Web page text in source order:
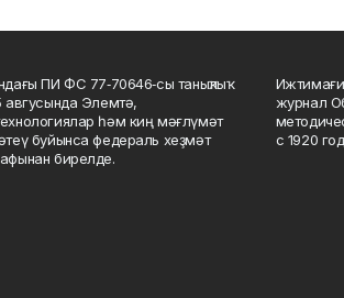
ПИ ФС 77‑70646‑сы таныҡлыҡ
авгусында Элемтә,
һәм киң мәғлүмәт
буйынса федераль хеҙмәт
бирелде.
журнал
с 1920